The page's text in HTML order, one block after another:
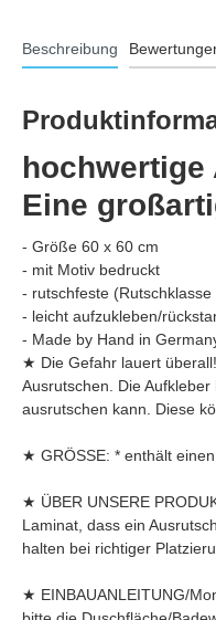
Beschreibung
hochwertige
Eine
- Größe 60 x 60 cm
- mit Motiv bedruckt
- rutschfeste
- leicht aufzukleben/
- Made by Hand in
★ Die Gefahr lauert
Ausrutschen. Die
ausrutschen kann. Diese
★ GRÖSSE: * enthält
★ ÜBER UNSERE
Laminat, dass ein
halten bei richtiger
★ EINBAUANLEITUNG/